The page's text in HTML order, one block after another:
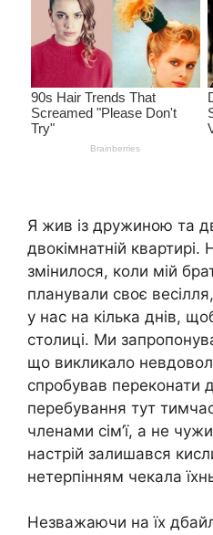
Я жив із дружиною та
двокімнатній
змінилося, коли мій
планували своє
у нас на кілька днів,
столиці. Ми
що викликало
спробував переконати
перебування тут
членами сім’ї, а не
настрій залишався
нетерпінням чекала
Незважаючи на їх